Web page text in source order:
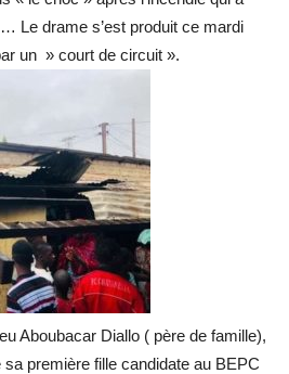
Le drame s’est produit ce mardi
un » court de circuit ».
Aboubacar Diallo ( père de famille),
première fille candidate au BEPC